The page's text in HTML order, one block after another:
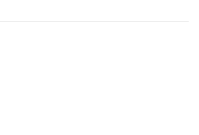
town.
1971, LOOKEAST is Thailand’s
magazine in English. It is a
providing accurate,
on travel, lifestyle, hotels, dining,
personalities, art, culture, spas,